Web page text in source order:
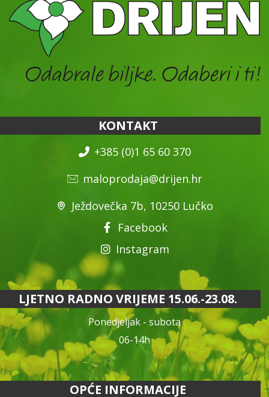
KONTAKT
+385 (0)1 65 60 370
maloprodaja@drijen.hr
Ježdovečka 7b, 10250 Lučko
Facebook
Instagram
LJETNO RADNO VRIJEME 15.06.-23.08.
Ponedjeljak - subota
06-14h
OPĆE INFORMACIJE